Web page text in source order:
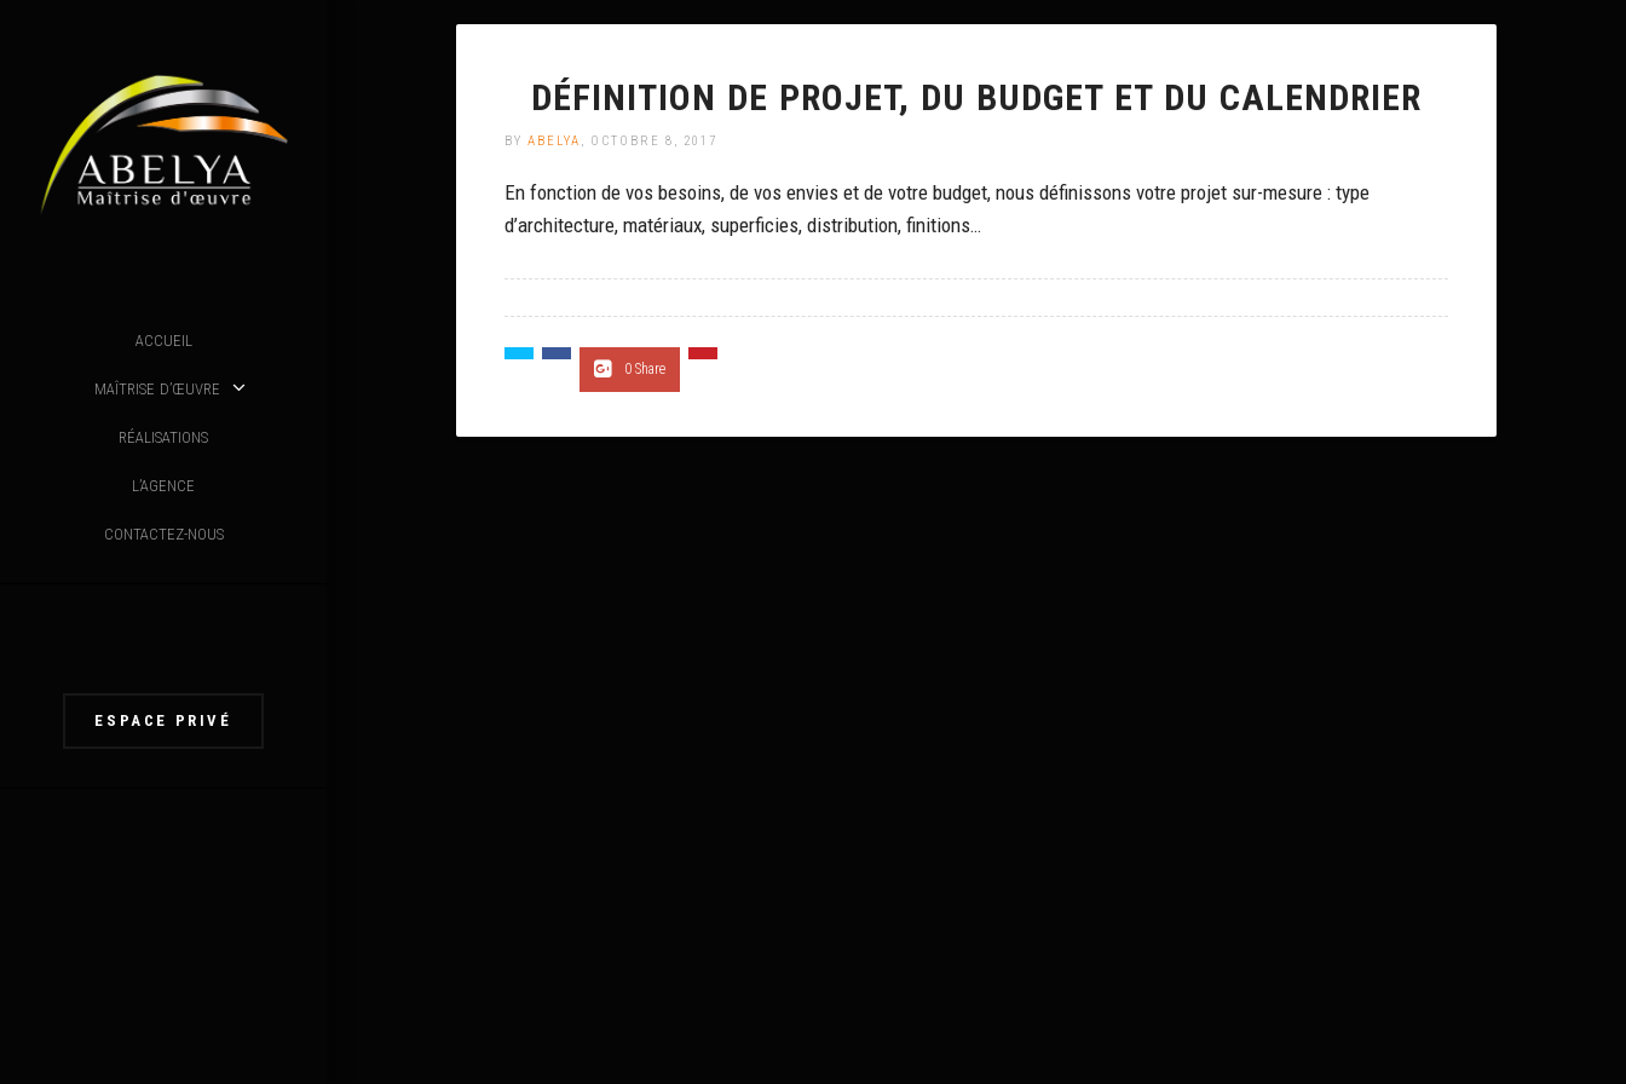
ACCUEIL
MAÎTRISE D’ŒUVRE
RÉALISATIONS
L’AGENCE
CONTACTEZ-NOUS
ESPACE PRIVÉ
DÉFINITION DE PROJET, DU BUDGET ET DU CALENDRIER
BY ABELYA , OCTOBRE 8, 2017
En fonction de vos besoins, de vos envies et de votre budget, nous définissons votre projet sur-mesure : type
d’architecture, matériaux, superficies, distribution, finitions…
0 Share